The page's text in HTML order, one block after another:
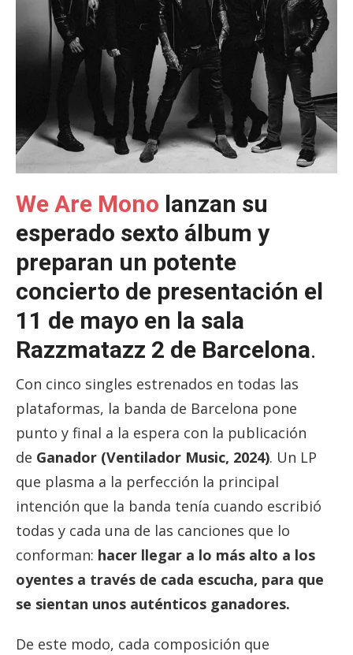
We Are Mono lanzan su
esperado sexto álbum y
preparan un potente
concierto de presentación el
11 de mayo en la sala
Razzmatazz 2 de Barcelona.
Con cinco singles estrenados en todas las
plataformas, la banda de Barcelona pone
punto y final a la espera con la publicación
de Ganador (Ventilador Music, 2024). Un LP
que plasma a la perfección la principal
intención que la banda tenía cuando escribió
todas y cada una de las canciones que lo
conforman: hacer llegar a lo más alto a los
oyentes a través de cada escucha, para que
se sientan unos auténticos ganadores.
De este modo, cada composición que